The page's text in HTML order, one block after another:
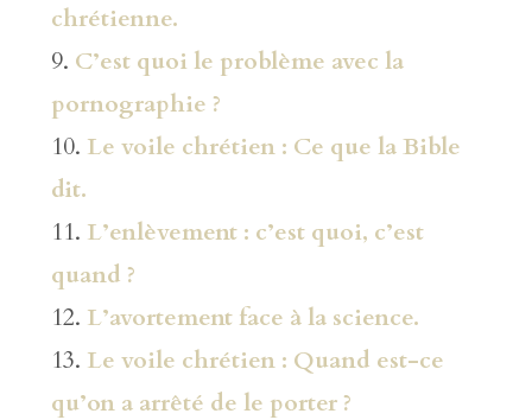
chrétienne.
9. C’est quoi le problème avec la
pornographie ?
10. Le voile chrétien : Ce que la Bible
dit.
11. L’enlèvement : c’est quoi, c’est
quand ?
12. L’avortement face à la science.
13. Le voile chrétien : Quand est-ce
qu’on a arrêté de le porter ?